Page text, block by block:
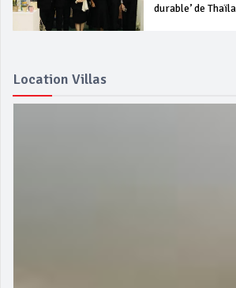
durable’ de
Location Villas